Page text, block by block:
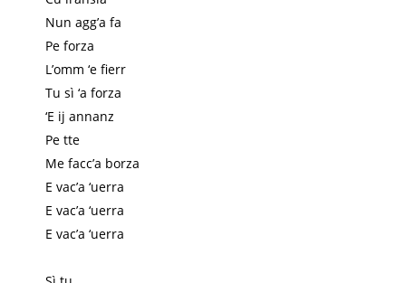
Nun agg’a fa
Pe forza
L’omm ‘e fierr
Tu sì ‘a forza
‘E ij annanz
Pe tte
Me facc’a borza
E vac’a ‘uerra
E vac’a ‘uerra
E vac’a ‘uerra